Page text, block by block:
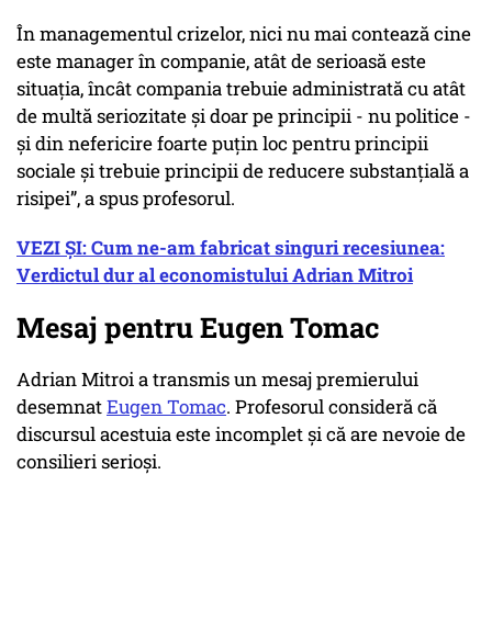
În managementul crizelor, nici nu mai contează cine
este manager în companie, atât de serioasă este
situația, încât compania trebuie administrată cu atât
de multă seriozitate și doar pe principii - nu politice -
și din nefericire foarte puțin loc pentru principii
sociale și trebuie principii de reducere substanțială a
risipei”, a spus profesorul.
VEZI ȘI: Cum ne-am fabricat singuri recesiunea:
Verdictul dur al economistului Adrian Mitroi
Mesaj pentru Eugen Tomac
Adrian Mitroi a transmis un mesaj premierului
desemnatEugen Tomac. Profesorul consideră că
discursul acestuia este incomplet și că are nevoie de
consilieri serioși.